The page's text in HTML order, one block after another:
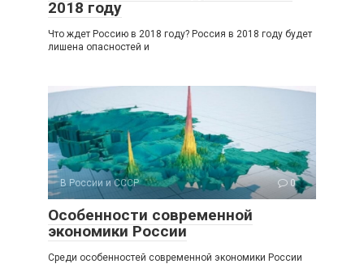
2018 году
Что ждет Россию в 2018 году? Россия в 2018 году будет
лишена опасностей и
В России и СССР 0
Особенности современной
экономики России
Среди особенностей современной экономики России